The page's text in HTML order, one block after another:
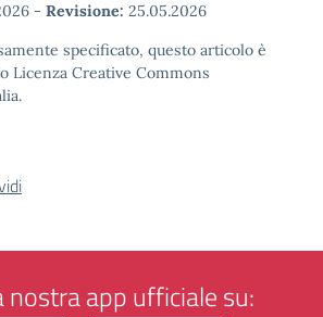
- Revisione: 25.05.2026
specificato, questo articolo è
Licenza Creative Commons
nostra app ufficiale su: